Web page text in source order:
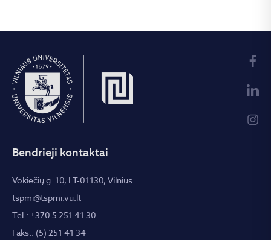
Bendrieji kontaktai
Vokiečių g. 10, LT-01130, Vilnius
tspmi@tspmi.vu.lt
Tel.: +370 5 251 41 30
Faks.: (5) 251 41 34